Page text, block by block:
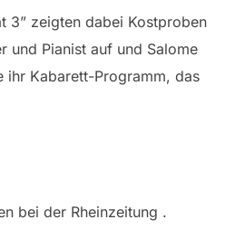
3” zeigten dabei Kostproben
und Pianist auf und Salome
ihr Kabarett-Programm, das
bei der Rheinzeitung .